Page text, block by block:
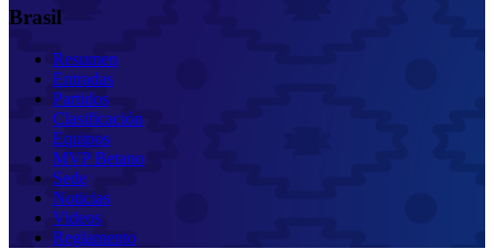
Brasil
Resumen
Entradas
Partidos
Clasificación
Equipos
MVP Betano
Sede
Noticias
Videos
Reglamento